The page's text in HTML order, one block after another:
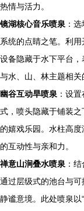
热情与活力。
镜湖核心音乐喷泉 ：
系统的点睛之笔。利
设备隐藏于水下平台
与水、山、林主题相关
幽谷互动旱喷泉 ：设
式，喷头隐藏于铺装
的嬉戏乐园。水柱高
的互动性与亲和力。
禅意山涧叠水喷泉 ：
通过层级式的池台与
静谧意境。此处喷泉以